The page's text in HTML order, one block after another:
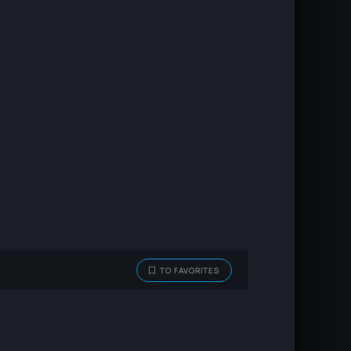
TO FAVORITES